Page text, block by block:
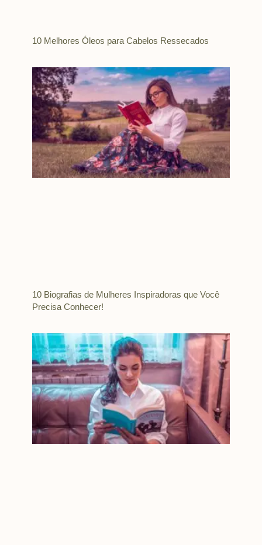
10 Melhores Óleos para Cabelos Ressecados
10 Biografias de Mulheres Inspiradoras que Você
Precisa Conhecer!